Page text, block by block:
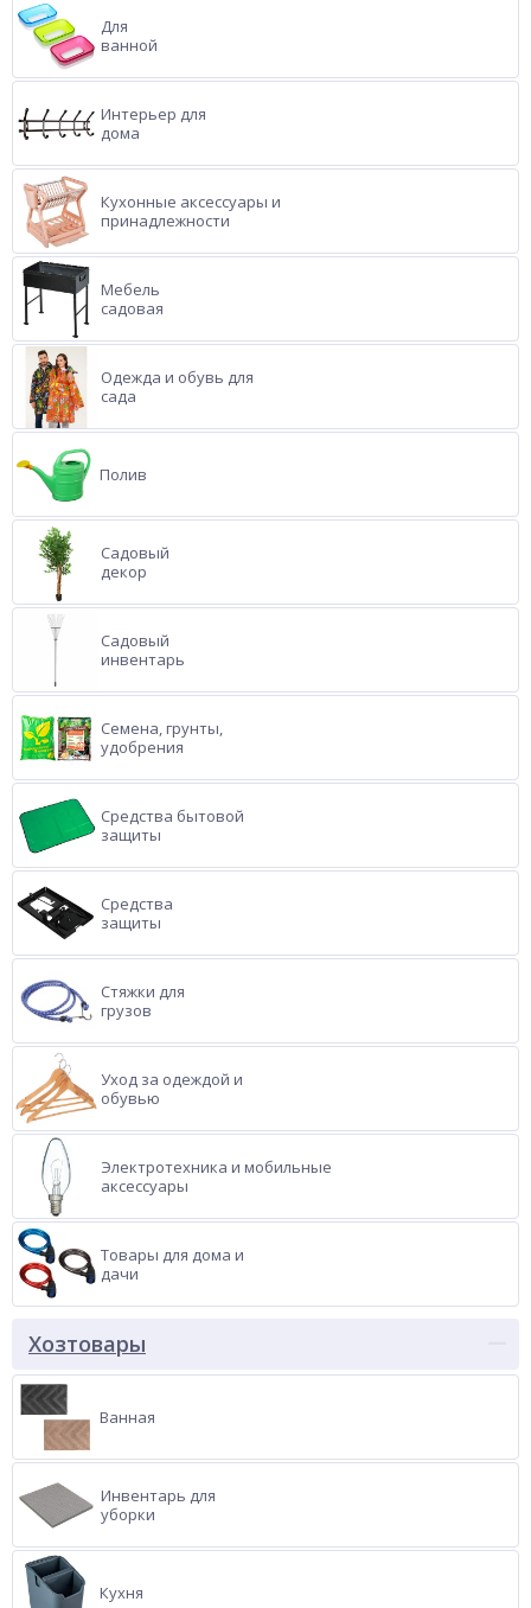
Для
ванной
Интерьер для
дома
Кухонные аксессуары и
принадлежности
Мебель
садовая
Одежда и обувь для
сада
Полив
Садовый
декор
Садовый
инвентарь
Семена, грунты,
удобрения
Средства бытовой
защиты
Средства
защиты
Стяжки для
грузов
Уход за одеждой и
обувью
Электротехника и мобильные
аксессуары
Товары для дома и
дачи
Хозтовары
Ванная
Инвентарь для
уборки
Кухня